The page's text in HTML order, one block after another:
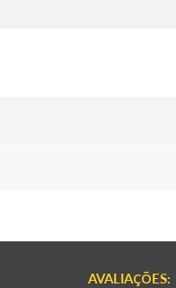
AVALIAÇÕES: